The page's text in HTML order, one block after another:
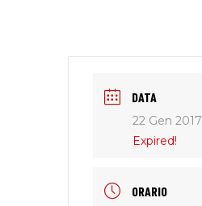
DATA
22 Gen 2017
Expired!
ORARIO